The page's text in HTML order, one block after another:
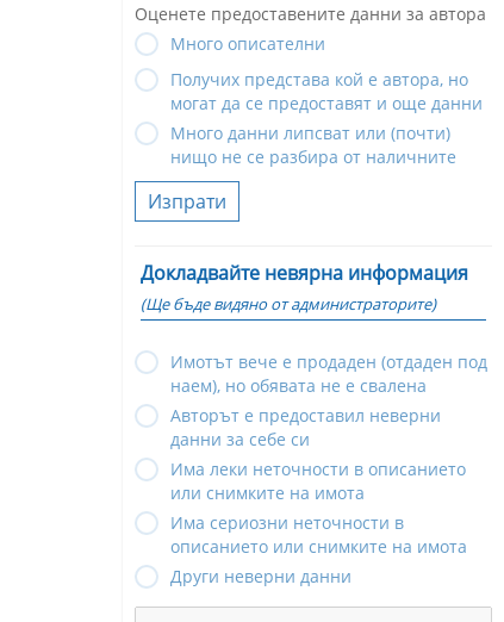
Оценете предоставените данни за автора
Много описателни
Получих представа кой е автора, но
могат да се предоставят и още данни
Много данни липсват или (почти)
нищо не се разбира от наличните
Изпрати
Докладвайте невярна информация
(Ще бъде видяно от администраторите)
Имотът вече е продаден (отдаден под
наем), но обявата не е свалена
Авторът е предоставил неверни
данни за себе си
Има леки неточности в описанието
или снимките на имота
Има сериозни неточности в
описанието или снимките на имота
Други неверни данни